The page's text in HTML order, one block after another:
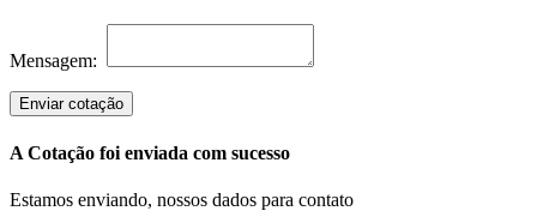
Mensagem:
Enviar cotação
A Cotação foi enviada com sucesso
Estamos enviando, nossos dados para contato